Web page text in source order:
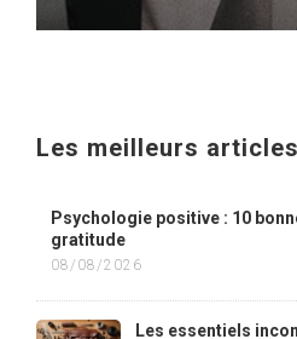
Les meilleurs articles
Psychologie positive : 10
gratitude
08/08/2026
Les essentiels